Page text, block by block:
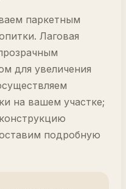
паркетным
Лаговая
для увеличения
на вашем участке;
подробную